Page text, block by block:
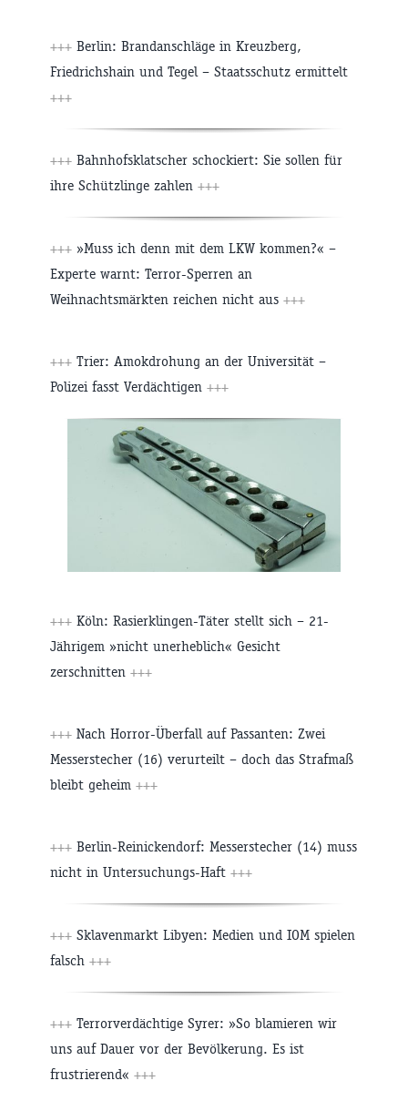
+++ Berlin: Brandanschläge in Kreuzberg,
Friedrichshain und Tegel – Staatsschutz ermittelt
+++
+++ Bahnhofsklatscher schockiert: Sie sollen für
ihre Schützlinge zahlen +++
+++ »Muss ich denn mit dem LKW kommen?« –
Experte warnt: Terror-Sperren an
Weihnachtsmärkten reichen nicht aus +++
+++ Trier: Amokdrohung an der Universität –
Polizei fasst Verdächtigen +++
+++ Köln: Rasierklingen-Täter stellt sich – 21-
Jährigem »nicht unerheblich« Gesicht
zerschnitten +++
+++ Nach Horror-Überfall auf Passanten: Zwei
Messerstecher (16) verurteilt – doch das Strafmaß
bleibt geheim +++
+++ Berlin-Reinickendorf: Messerstecher (14) muss
nicht in Untersuchungs-Haft +++
+++ Sklavenmarkt Libyen: Medien und IOM spielen
falsch +++
+++ Terrorverdächtige Syrer: »So blamieren wir
uns auf Dauer vor der Bevölkerung. Es ist
frustrierend« +++